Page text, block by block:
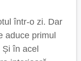
într-o zi. Dar
aduce primul
în acel